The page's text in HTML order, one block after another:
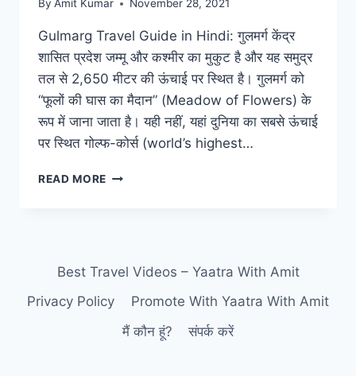
By Amit Kumar November 28, 2021
Gulmarg Travel Guide in Hindi: गुलमर्ग केंद्र
शासित प्रदेश जम्मू और कश्मीर का मुकुट है और यह समुद्र
तल से 2,650 मीटर की ऊंचाई पर स्थित है। गुलमर्ग को
“फूलों की घास का मैदान” (Meadow of Flowers) के
रूप में जाना जाता है। यही नहीं, यहां दुनिया का सबसे ऊंचाई
पर स्थित गोल्फ-कोर्स (world’s highest…
READ MORE GULMARG
कैसे
जानिए
बेस्ट
Best Travel Videos – Yaatra With Amit
Privacy Policy
Promote With Yaatra With Amit
मैं कौन हूं?
संपर्क करें